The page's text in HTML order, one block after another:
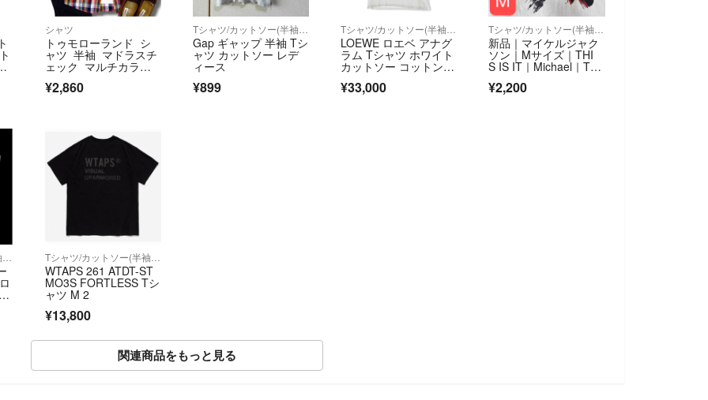
シャツ
トゥモローランド シ
ャツ 半袖 マドラスチ
ェック マルチカラ
¥2,860
Gap ギャップ 半袖 Tシ
ャツ カットソー レデ
ィース
¥899
LOEWE ロエベ アナグ
ラム Tシャツ ホワイト
カットソー コットン H
¥33,000
新品｜マイケルジャク
ソン｜Mサイズ｜THI
S IS IT｜Michael｜Tシ
¥2,200
Tシャツ/カットソー(半袖/袖なし) Tシャツ/カットソー(半袖/袖なし)
WTAPS 261 ATDT-ST
MO3S FORTLESS Tシ
ャツ M 2
¥13,800
関連商品をもっと見る